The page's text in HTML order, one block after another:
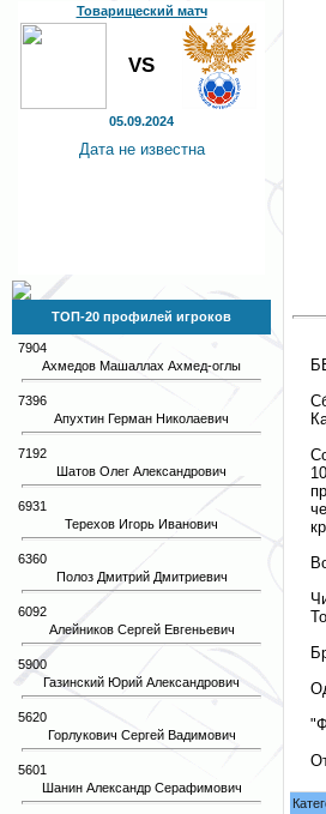
Товарищеский матч
VS
05.09.2024
Дата не известна
ТОП-20 профилей игроков
7904
Ахмедов Машаллах Ахмед-оглы
7396
Апухтин Герман Николаевич
7192
Шатов Олег Александрович
6931
Терехов Игорь Иванович
6360
Полоз Дмитрий Дмитриевич
6092
Алейников Сергей Евгеньевич
5900
Газинский Юрий Александрович
5620
Горлукович Сергей Вадимович
5601
Шанин Александр Серафимович